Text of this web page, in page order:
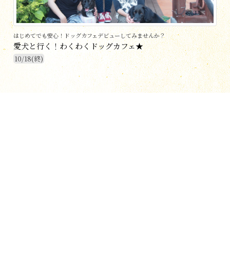
はじめてでも安心！ドッグカフェデビューしてみませんか？
愛犬と行く！わくわくドッグカフェ★
10/18(終)